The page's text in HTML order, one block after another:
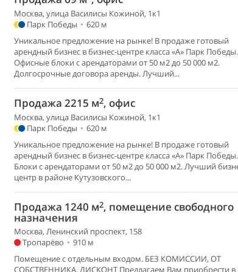
Москва, улица Василисы Кожиной, 1к1
Парк Победы • 620 м
Уникальное предложение на рынке! В продаже готовый
арендный бизнес в бизнес-центре класса «А» Парк Победы.
Офисные блоки с арендаторами от 50 м2 до 50 000 м2.
Долгосрочные договора аренды. Лучший...
Продажа 2215 м2, офис
Москва, улица Василисы Кожиной, 1к1
Парк Победы • 620 м
Уникальное предложение на рынке! В продаже готовый
арендный бизнес в бизнес-центре класса «А» Парк Победы.
Блоки с арендаторами от 50 м2 до 50 000 м2. Лучший
центр в районе Кутузовского...
Продажа 1240 м2, помещение свободного
назначения
Москва, Ленинский проспект, 158
Тропарёво • 910 м
Помещение с отдельным входом. БЕЗ КОМИССИИ, ОТ
СОБСТВЕННИКА, ДИСКОНТ Предлагаем Вам приобрести в